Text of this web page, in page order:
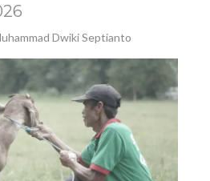
Dwiki Septianto